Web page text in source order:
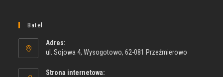
Batel
Adres:
ul. Sojowa 4, Wysogotowo, 62-081 Przeźmierowo
Strona internetowa: